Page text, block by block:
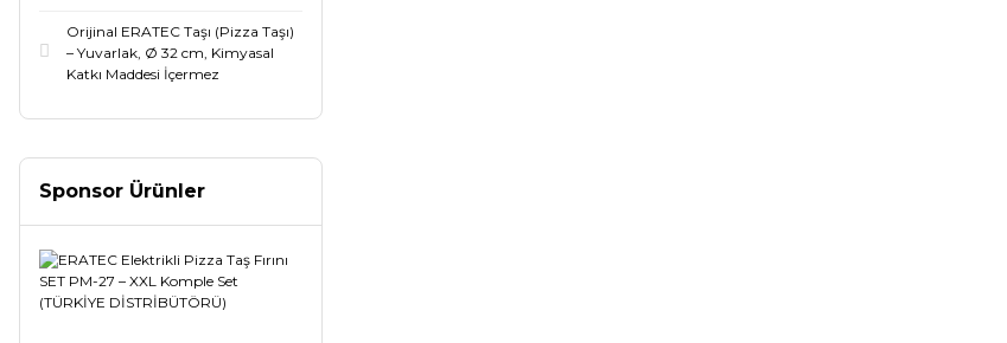
Orijinal ERATEC Taşı (Pizza Taşı)
– Yuvarlak, Ø 32 cm, Kimyasal
Katkı Maddesi İçermez
Sponsor Ürünler